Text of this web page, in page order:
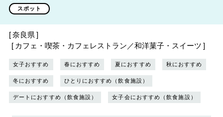
スポット
奈良県
カフェ・喫茶・カフェレストラン／和洋菓子・スイーツ
女子おすすめ 春におすすめ 夏におすすめ 秋におすすめ
冬におすすめ ひとりにおすすめ（飲食施設）
デートにおすすめ（飲食施設） 女子会におすすめ（飲食施設）